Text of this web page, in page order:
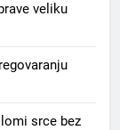
veliku
srce bez